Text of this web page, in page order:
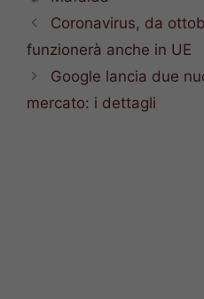
Coronavirus, da
funzionerà anche in UE
Google lancia due
mercato: i dettagli